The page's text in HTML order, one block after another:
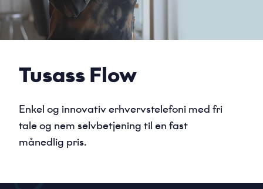
Tusass Flow
Enkel og innovativ erhvervstelefoni med fri
tale og nem selvbetjening til en fast
månedlig pris.